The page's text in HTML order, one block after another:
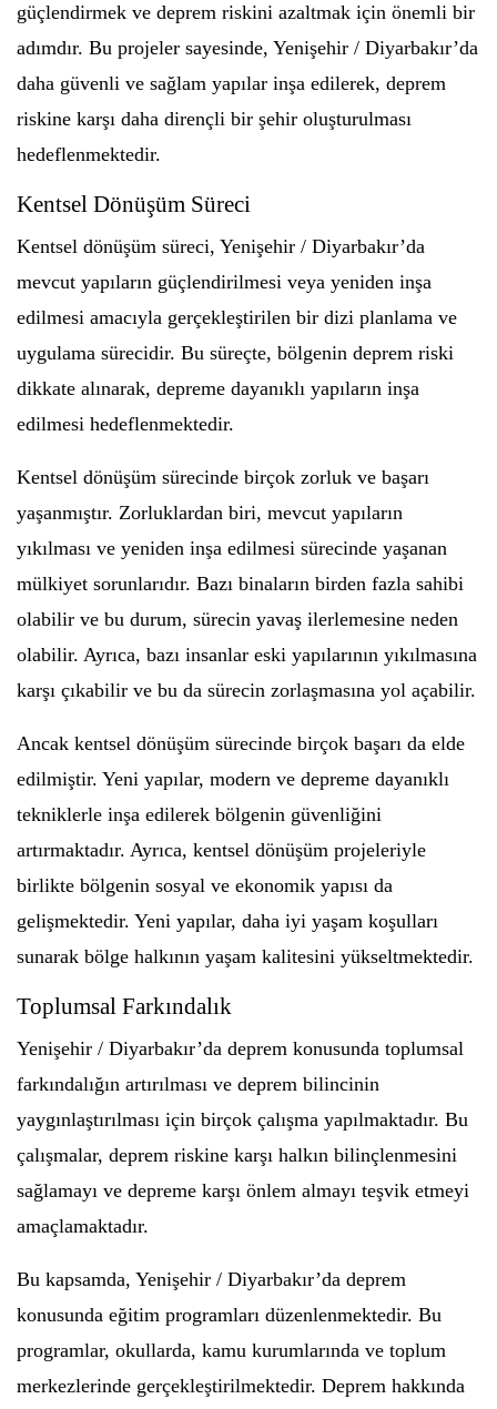
güçlendirmek ve deprem riskini azaltmak için önemli bir
adımdır. Bu projeler sayesinde, Yenişehir / Diyarbakır’da
daha güvenli ve sağlam yapılar inşa edilerek, deprem
riskine karşı daha dirençli bir şehir oluşturulması
hedeflenmektedir.
Kentsel Dönüşüm Süreci
Kentsel dönüşüm süreci, Yenişehir / Diyarbakır’da
mevcut yapıların güçlendirilmesi veya yeniden inşa
edilmesi amacıyla gerçekleştirilen bir dizi planlama ve
uygulama sürecidir. Bu süreçte, bölgenin deprem riski
dikkate alınarak, depreme dayanıklı yapıların inşa
edilmesi hedeflenmektedir.
Kentsel dönüşüm sürecinde birçok zorluk ve başarı
yaşanmıştır. Zorluklardan biri, mevcut yapıların
yıkılması ve yeniden inşa edilmesi sürecinde yaşanan
mülkiyet sorunlarıdır. Bazı binaların birden fazla sahibi
olabilir ve bu durum, sürecin yavaş ilerlemesine neden
olabilir. Ayrıca, bazı insanlar eski yapılarının yıkılmasına
karşı çıkabilir ve bu da sürecin zorlaşmasına yol açabilir.
Ancak kentsel dönüşüm sürecinde birçok başarı da elde
edilmiştir. Yeni yapılar, modern ve depreme dayanıklı
tekniklerle inşa edilerek bölgenin güvenliğini
artırmaktadır. Ayrıca, kentsel dönüşüm projeleriyle
birlikte bölgenin sosyal ve ekonomik yapısı da
gelişmektedir. Yeni yapılar, daha iyi yaşam koşulları
sunarak bölge halkının yaşam kalitesini yükseltmektedir.
Toplumsal Farkındalık
Yenişehir / Diyarbakır’da deprem konusunda toplumsal
farkındalığın artırılması ve deprem bilincinin
yaygınlaştırılması için birçok çalışma yapılmaktadır. Bu
çalışmalar, deprem riskine karşı halkın bilinçlenmesini
sağlamayı ve depreme karşı önlem almayı teşvik etmeyi
amaçlamaktadır.
Bu kapsamda, Yenişehir / Diyarbakır’da deprem
konusunda eğitim programları düzenlenmektedir. Bu
programlar, okullarda, kamu kurumlarında ve toplum
merkezlerinde gerçekleştirilmektedir. Deprem hakkında